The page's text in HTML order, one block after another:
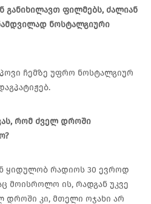
განიხილავთ ფილმებს, ძალიან
ნოსტალგიური
ჩემზე უფრო ნოსტალგიურ
, რომ ძველ დროში
?
ყიდულობ რადიოს 30 ევროდ
მოისროლო ის, რადგან უკვე
დროში კი, მთელი ოჯახი არ